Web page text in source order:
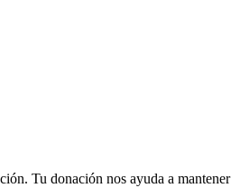
Tu donación nos ayuda a